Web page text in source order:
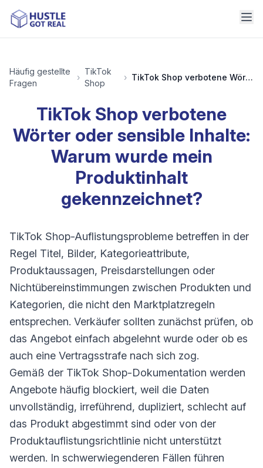
Häufig gestellte
Fragen
›
TikTok
Shop
› TikTok Shop verbotene Wörter oder sensible Inhalte: Warum wurde mein Produktinhalt gekennzeichnet?
TikTok Shop verbotene
Wörter oder sensible Inhalte:
Warum wurde mein
Produktinhalt
gekennzeichnet?
TikTok Shop-Auflistungsprobleme betreffen in der
Regel Titel, Bilder, Kategorieattribute,
Produktaussagen, Preisdarstellungen oder
Nichtübereinstimmungen zwischen Produkten und
Kategorien, die nicht den Marktplatzregeln
entsprechen. Verkäufer sollten zunächst prüfen, ob
das Angebot einfach abgelehnt wurde oder ob es
auch eine Vertragsstrafe nach sich zog.
Gemäß der TikTok Shop-Dokumentation werden
Angebote häufig blockiert, weil die Daten
unvollständig, irreführend, dupliziert, schlecht auf
das Produkt abgestimmt sind oder von der
Produktauflistungsrichtlinie nicht unterstützt
werden. In schwerwiegenderen Fällen führen